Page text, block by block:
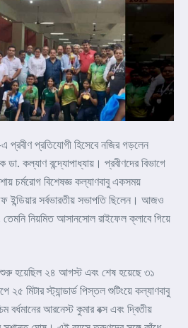
প্রবীণ প্রতিযোগী হিসেবে নজির গড়লেন
কল্যাণ বন্দ্যোপাধ্যায়। প্রবীণদের বিভাগে
চর্মরোগ বিশেষজ্ঞ কল্যাণবাবু একসময়
ইন্ডিয়ার সর্বভারতীয় সভাপতি ছিলেন। আজও
তেমনি নিয়মিত আসানসোল রাইফেল ক্লাবে গিয়ে
শুরু হয়েছিল ২৪ আগস্ট এবং শেষ হয়েছে ৩১
মিটার স্ট্যান্ডার্ড পিস্তল শুটিংয়ে কল্যাণবাবু
আরনেস্ট কুমার বক্স এবং দ্বিতীয়